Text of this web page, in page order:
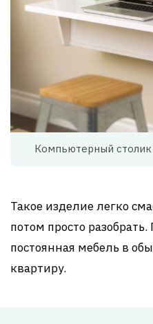
Компьютерный
Такое изделие легко
потом просто
постоянная мебель в
квартиру.